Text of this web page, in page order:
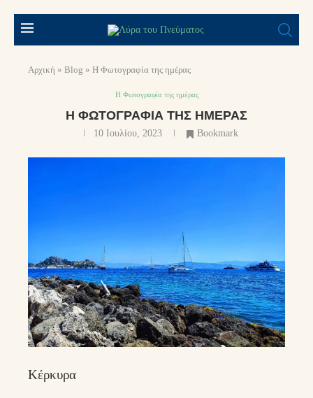
Αρχική » Blog » Η Φωτογραφία της ημέρας
Η Φωτογραφία της ημέρας
Η ΦΩΤΟΓΡΑΦΊΑ ΤΗΣ ΗΜΈΡΑΣ
10 Ιουλίου, 2023 Bookmark
Κέρκυρα